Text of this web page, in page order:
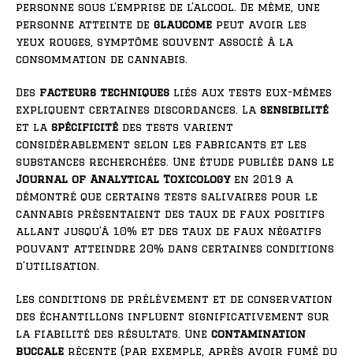
personne sous l’emprise de l’alcool. De même, une
personne atteinte de glaucome peut avoir les
yeux rouges, symptôme souvent associé à la
consommation de cannabis.
Des facteurs techniques liés aux tests eux-mêmes
expliquent certaines discordances. La sensibilité
et la spécificité des tests varient
considérablement selon les fabricants et les
substances recherchées. Une étude publiée dans le
Journal of Analytical Toxicologyen 2019 a
démontré que certains tests salivaires pour le
cannabis présentaient des taux de faux positifs
allant jusqu’à 10% et des taux de faux négatifs
pouvant atteindre 20% dans certaines conditions
d’utilisation.
Les conditions de prélèvement et de conservation
des échantillons influent significativement sur
la fiabilité des résultats. Une contamination
buccale récente (par exemple, après avoir fumé du